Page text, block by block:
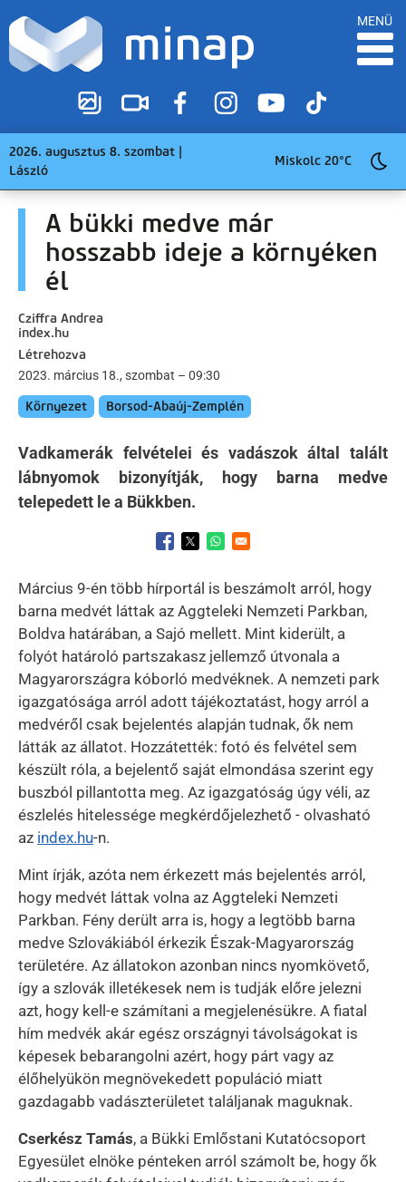
MENÜ
2026. augusztus 8. szombat |
László
Miskolc 20°C
A bükki medve már
hosszabb ideje a környéken
él
Cziffra Andrea
index.hu
Létrehozva
2023. március 18., szombat – 09:30
Környezet Borsod-Abaúj-Zemplén
Vadkamerák felvételei és vadászok által talált
lábnyomok bizonyítják, hogy barna medve
telepedett le a Bükkben.
Opens in a new window
Opens in a new window
Opens in a new window
Március 9-én több hírportál is beszámolt arról, hogy
barna medvét láttak az Aggteleki Nemzeti Parkban,
Boldva határában, a Sajó mellett. Mint kiderült, a
folyót határoló partszakasz jellemző útvonala a
Magyarországra kóborló medvéknek. A nemzeti park
igazgatósága arról adott tájékoztatást, hogy arról a
medvéről csak bejelentés alapján tudnak, ők nem
látták az állatot. Hozzátették: fotó és felvétel sem
készült róla, a bejelentő saját elmondása szerint egy
buszból pillantotta meg. Az igazgatóság úgy véli, az
észlelés hitelessége megkérdőjelezhető - olvasható
az index.hu-n.
Mint írják, azóta nem érkezett más bejelentés arról,
hogy medvét láttak volna az Aggteleki Nemzeti
Parkban. Fény derült arra is, hogy a legtöbb barna
medve Szlovákiából érkezik Észak-Magyarország
területére. Az állatokon azonban nincs nyomkövető,
így a szlovák illetékesek nem is tudják előre jelezni
azt, hogy kell-e számítani a megjelenésükre. A fiatal
hím medvék akár egész országnyi távolságokat is
képesek bebarangolni azért, hogy párt vagy az
élőhelyükön megnövekedett populáció miatt
gazdagabb vadászterületet találjanak maguknak.
Cserkész Tamás, a Bükki Emlőstani Kutatócsoport
Egyesület elnöke pénteken arról számolt be, hogy ők